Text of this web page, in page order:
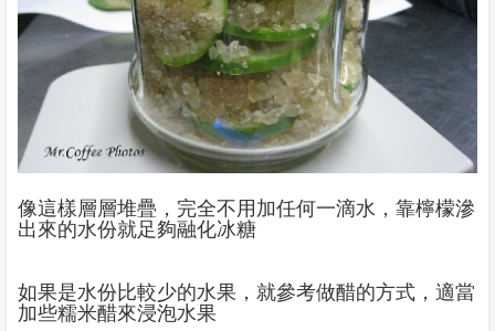
像這樣層層堆疊，完全不用加任何一滴水，靠檸檬滲
出來的水份就足夠融化冰糖
如果是水份比較少的水果，就參考做醋的方式，適當
加些糯米醋來浸泡水果